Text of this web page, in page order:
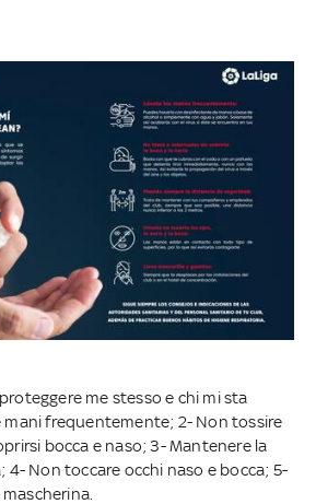
me stesso e chi mi sta
mani frequentemente; 2- Non tossire
bocca e naso; 3- Mantenere la
4- Non toccare occhi naso e bocca; 5-